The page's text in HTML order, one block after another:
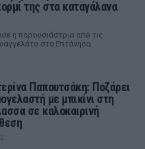
της στα καταγάλανα
η παρουσιάστρια από τις
στα Επτάνησα
Παπουτσάκη: Ποζάρει
με μπικίνι στη
σε καλοκαιρινή